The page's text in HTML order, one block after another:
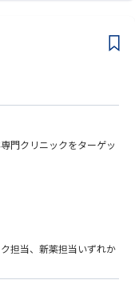
、手術室から病棟に至る
体診察・診断ツール、視
を取り扱っています。
効率的なケアを提供でき
す。
(子会社)である「Welch A
門クリニックをターゲッ
担当、新薬担当いずれか